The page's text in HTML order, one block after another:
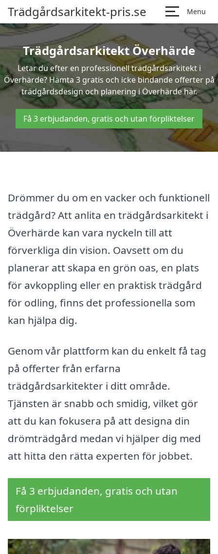
Trädgårdsarkitekt-pris.se Menu
Trädgårdsarkitekt Överhärde
Letar du efter en professionell trädgårdsarkitekt i
Överhärde? Hämta 3 gratis och icke bindande offerter på
trädgårdsdesign och planering i Överhärde här.
Få 3 erbjudanden, gratis och utan förpliktelser
Drömmer du om en vacker och funktionell
trädgård? Att anlita en trädgårdsarkitekt i
Överhärde kan vara nyckeln till att
förverkliga din vision. Oavsett om du
planerar att skapa en grön oas, en plats
för avkoppling eller en praktisk trädgård
för odling, finns det professionella som
kan hjälpa dig.
Genom vår plattform kan du enkelt få tag
på offerter från erfarna
trädgårdsarkitekter i ditt område.
Tjänsten är snabb och smidig, vilket gör
att du kan fokusera på att designa din
drömträdgård medan vi hjälper dig med
att hitta den rätta experten för jobbet.
Få 3 erbjudanden, gratis och utan
förpliktelser